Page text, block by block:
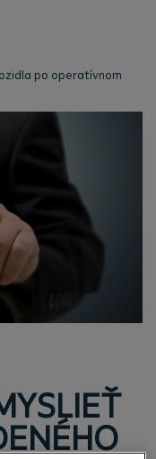
po operatívnom